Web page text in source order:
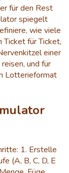
für den Rest
spiegelt
wie viele
Ticket für Ticket,
einer
und für
Lotterieformat
1. Erstelle
(A, B, C, D, E